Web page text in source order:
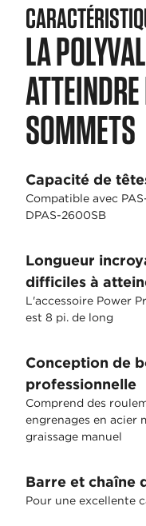
LA
SOMMETS
Capacité de
Compatible avec
DPAS-2600SB
Longueur
difficiles à
L'accessoire Power
est 8 pi. de long
Conception de
professionnelle
Comprend des
engrenages en acier
graissage manuel
Barre et chaîne
Pour une excellente